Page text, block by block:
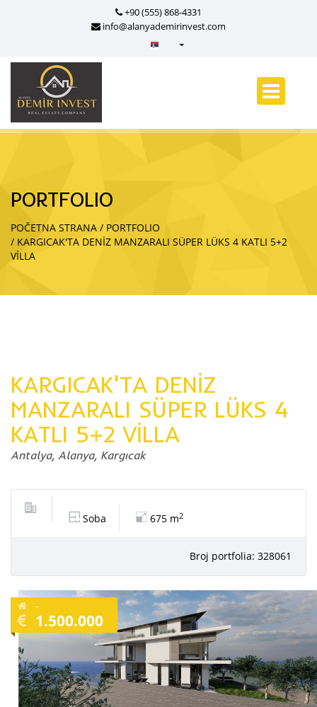
+90 (555) 868-4331
info@alanyademirinvest.com
PORTFOLIO
POČETNA STRANA
PORTFOLIO
KARGICAK'TA DENİZ MANZARALI SÜPER LÜKS 4 KATLI 5+2
VİLLA
KARGICAK'TA DENİZ
MANZARALI SÜPER LÜKS 4
KATLI 5+2 VİLLA
Antalya, Alanya, Kargıcak
Soba 675 m2
Broj portfolia: 328061
-
1.500.000